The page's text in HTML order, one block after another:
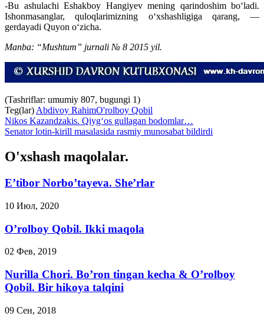
-Bu ashulachi Eshakboy Hangiyev mening qarindoshim bo‘ladi.
Ishonmasanglar, quloqlarimizning o‘xshashligiga qarang, —
gerdayadi Quyon o‘zicha.
Manba: “Mushtum” jurnali № 8 2015 yil.
(Tashriflar: umumiy 807, bugungi 1)
Teg(lar) Abdivoy RahimO'rolboy Qobil
Nikos Kazandzakis. Qiyg‘os gullagan bodomlar…
Senator lotin-kirill masalasida rasmiy munosabat bildirdi
O'xshash maqolalar.
E’tibor Norbo’tayeva. She’rlar
10 Июл, 2020
O’rolboy Qobil. Ikki maqola
02 Фев, 2019
Nurilla Chori. Bo’ron tingan kecha & O’rolboy
Qobil. Bir hikoya talqini
09 Сен, 2018